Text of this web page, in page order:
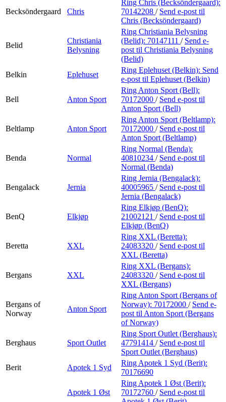
Becksöndergaard Chris
Ring Chris (Becksöndergaard):
70142208 / Send e-post til
Chris (Becksöndergaard)
Belid
Christiania
Belysning
Ring Christiania Belysning
(Belid): 70147111 / Send e-
post til Christiania Belysning
(Belid)
Belkin
Eplehuset
Ring Eplehuset (Belkin): Send
e-post til Eplehuset (Belkin)
Bell Anton Sport
Ring Anton Sport (Bell):
70172000 / Send e-post til
Anton Sport (Bell)
Beltlamp Anton Sport
Ring Anton Sport (Beltlamp):
70172000 / Send e-post til
Anton Sport (Beltlamp)
Benda Normal
Ring Normal (Benda):
40810234 / Send e-post til
Normal (Benda)
Bengalack Jernia
Ring Jernia (Bengalack):
40005965 / Send e-post til
Jernia (Bengalack)
BenQ Elkjøp
Ring Elkjøp (BenQ):
21002121 / Send e-post til
Elkjøp (BenQ)
Beretta XXL
Ring XXL (Beretta):
24083320 / Send e-post til
XXL (Beretta)
Bergans XXL
Ring XXL (Bergans):
24083320 / Send e-post til
XXL (Bergans)
Bergans of
Norway
Anton Sport
Ring Anton Sport (Bergans of
Norway): 70172000 / Send e-
post til Anton Sport (Bergans
of Norway)
Berghaus Sport Outlet
Ring Sport Outlet (Berghaus):
47791414 / Send e-post til
Sport Outlet (Berghaus)
Berit
Apotek 1 Syd
Ring Apotek 1 Syd (Berit):
70176690
Apotek 1 Øst
Ring Apotek 1 Øst (Berit):
70172760 / Send e-post til